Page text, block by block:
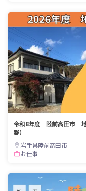
令和8年度 陸前高田市 地
野）
岩手県陸前高田市
お仕事